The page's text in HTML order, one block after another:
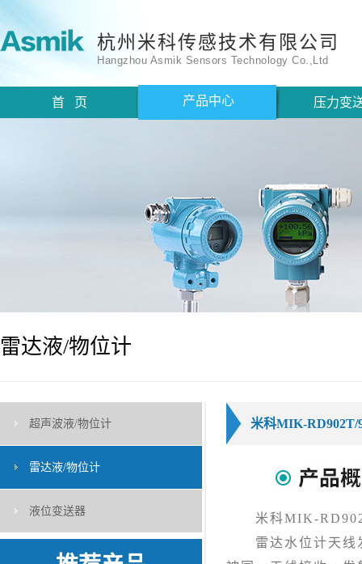
杭州米科传感技术有限公司
Hangzhou Asmik Sensors Technology Co.,Ltd
首 页 产品中心 压力变
雷达液/物位计
超声波液/物位计
雷达液/物位计
液位变送器
米科MIK-RD902T/
米科MIK-
雷达水位计天线发